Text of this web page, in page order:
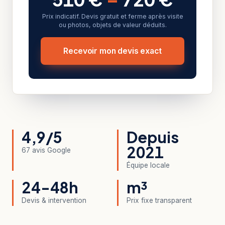
Prix indicatif. Devis gratuit et ferme après visite
ou photos, objets de valeur déduits.
Recevoir mon devis exact
4,9/5
67 avis Google
Depuis
2021
Équipe locale
24-48h
Devis & intervention
m³
Prix fixe transparent